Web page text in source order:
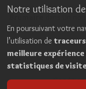
Cookies
Notre utilisation
En poursuivant votre
l’utilisation de
meilleure
statistiques de